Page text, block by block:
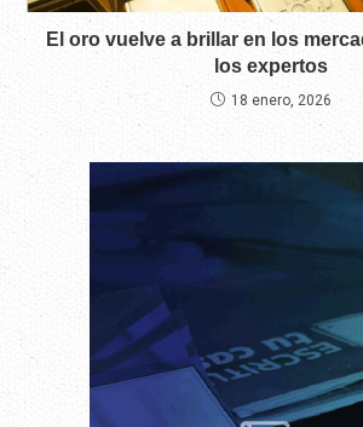
El oro vuelve a brillar en los
los expertos
18 enero, 2026